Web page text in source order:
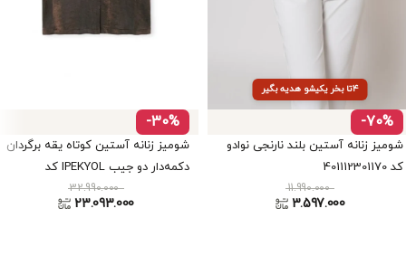
۴تا بخر یکیشو هدیه بگیر
-70%
شومیز زنانه آستین بلند نارنجی نوادو
کد 401112301170
11.990.000
3.597.000
-30%
شومیز زنانه آستین کوتاه یقه برگردان
دکمه‌دار دو جیب IPEKYOL کد
IS1260025255
32.990.000
23.093.000